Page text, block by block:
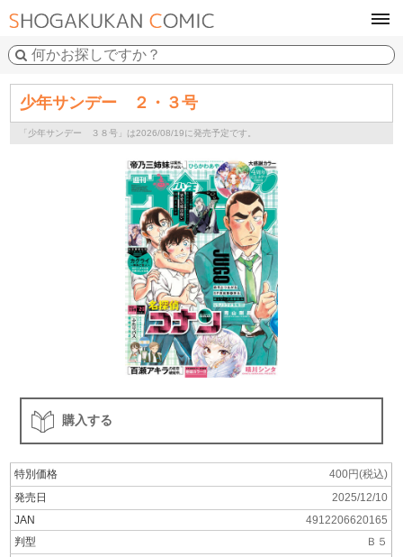
少年サンデー ２・３号
「少年サンデー ３８号」は2026/08/19に発売予定です。
購入する
特別価格
400円(税込)
発売日
2025/12/10
JAN
4912206620165
判型
Ｂ５